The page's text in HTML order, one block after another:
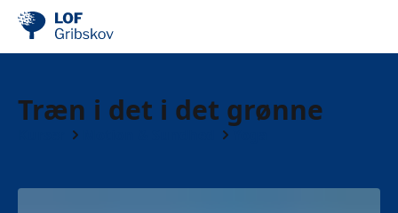
Træn i det i det grønne